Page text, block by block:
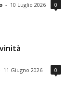
- 10 Luglio 2026 0
11 Giugno 2026 0